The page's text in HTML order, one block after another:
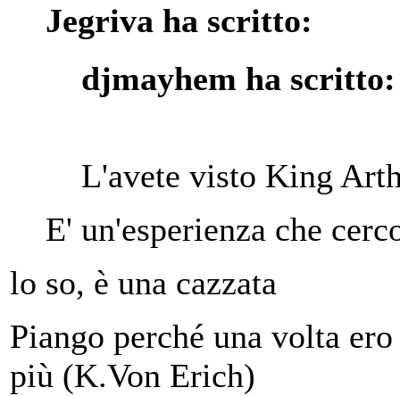
Jegriva ha scritto:
djmayhem ha scritto:
L'avete visto King
E' un'esperienza che
lo so, è una cazzata
Piango perché una volta
più (K.Von Erich)